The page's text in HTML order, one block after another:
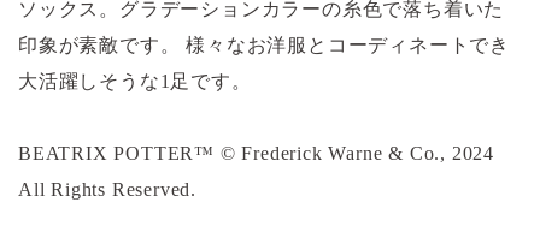
ソックス。グラデーションカラーの糸色で落ち着いた
印象が素敵です。 様々なお洋服とコーディネートでき
大活躍しそうな1足です。
BEATRIX POTTER™ © Frederick Warne & Co., 2024
All Rights Reserved.